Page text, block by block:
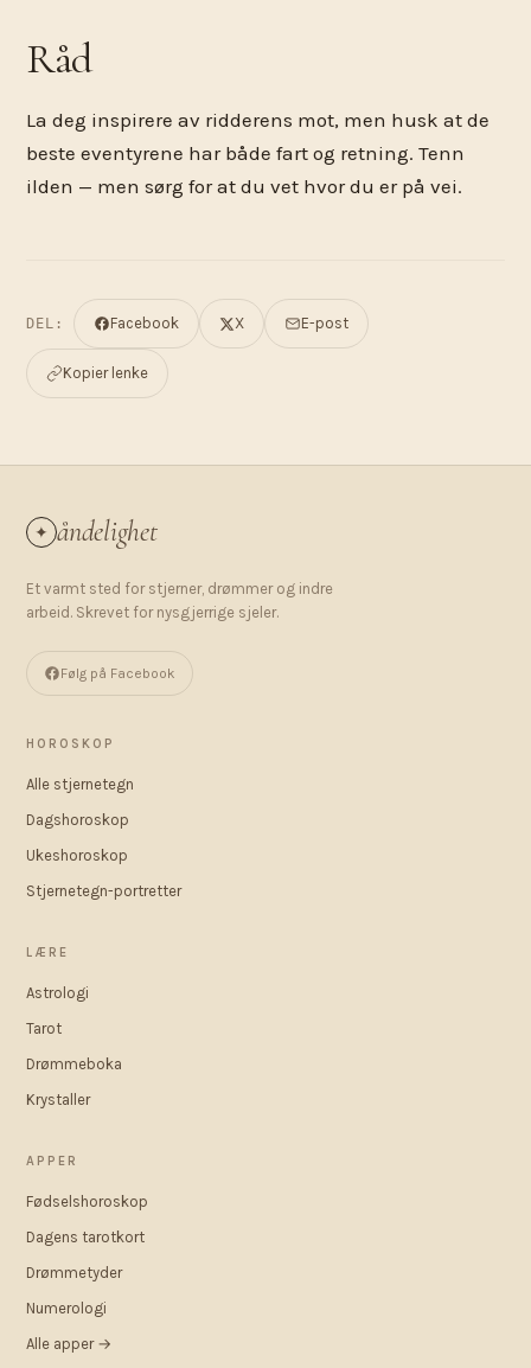
Råd
La deg inspirere av ridderens mot, men husk at de
beste eventyrene har både fart og retning. Tenn
ilden — men sørg for at du vet hvor du er på vei.
DEL: Facebook X E-post
Kopier lenke
✦ åndelighet
Et varmt sted for stjerner, drømmer og indre
arbeid. Skrevet for nysgjerrige sjeler.
Følg på Facebook
HOROSKOP
Alle stjernetegn
Dagshoroskop
Ukeshoroskop
Stjernetegn-portretter
LÆRE
Astrologi
Tarot
Drømmeboka
Krystaller
APPER
Fødselshoroskop
Dagens tarotkort
Drømmetyder
Numerologi
Alle apper →